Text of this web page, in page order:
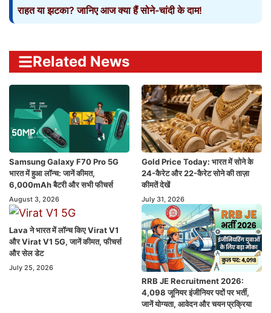
राहत या झटका? जानिए आज क्या हैं सोने-चांदी के दाम!
Related News
Samsung Galaxy F70 Pro 5G
भारत में हुआ लॉन्च: जानें कीमत,
6,000mAh बैटरी और सभी फीचर्स
August 3, 2026
Gold Price Today: भारत में सोने के
24-कैरेट और 22-कैरेट सोने की ताज़ा
कीमतें देखें
July 31, 2026
Lava ने भारत में लॉन्च किए Virat V1
और Virat V1 5G, जानें कीमत, फीचर्स
और सेल डेट
July 25, 2026
RRB JE Recruitment 2026:
4,098 जूनियर इंजीनियर पदों पर भर्ती,
जानें योग्यता, आवेदन और चयन प्रक्रिया